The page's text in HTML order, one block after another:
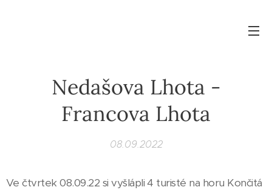
Nedašova Lhota -
Francova Lhota
08.09.2022
Ve čtvrtek 08.09.22 si vyšlápli 4 turisté na horu Končitá